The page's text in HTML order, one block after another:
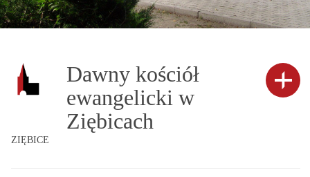
Dawny kościół
ewangelicki w
Ziębicach
ZIĘBICE